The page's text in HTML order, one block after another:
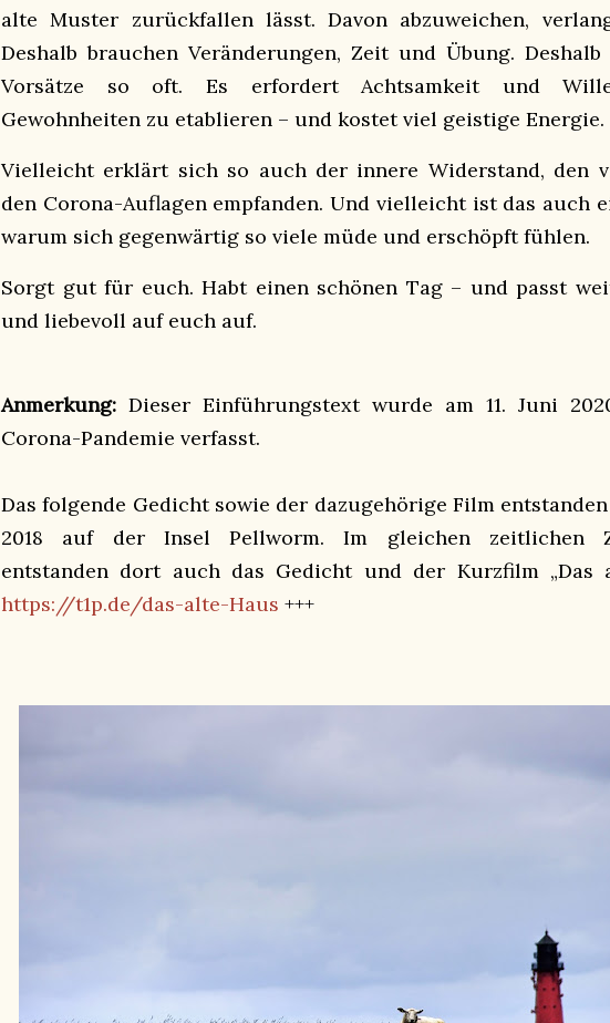
alte Muster zurückfallen lässt. Davon abzuweichen,
Deshalb brauchen Veränderungen, Zeit und Übung.
Vorsätze so oft. Es erfordert Achtsamkeit und
Gewohnheiten zu etablieren – und kostet viel geistige Energie.
Vielleicht erklärt sich so auch der innere Widerstand, den
den Corona-Auflagen empfanden. Und vielleicht ist das auch
warum sich gegenwärtig so viele müde und erschöpft fühlen.
Sorgt gut für euch. Habt einen schönen Tag – und passt
und liebevoll auf euch auf.
Anmerkung: Dieser Einführungstext wurde am 11. Juni
Corona-Pandemie verfasst.
Das folgende Gedicht sowie der dazugehörige Film
2018 auf der Insel Pellworm. Im gleichen zeitlichen
entstanden dort auch das Gedicht und der Kurzfilm „Das
https://t1p.de/das-alte-Haus +++